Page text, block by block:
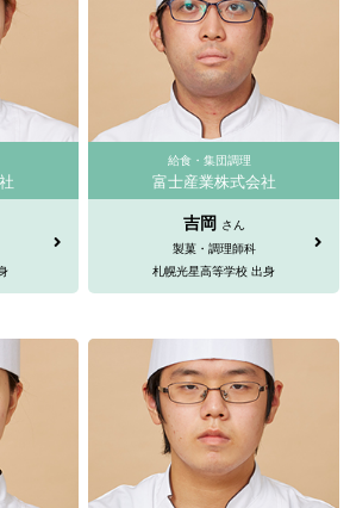
給食・集団調理
富士産業株式会社
吉岡
さん
製菓・調理師科
札幌光星高等学校 出身